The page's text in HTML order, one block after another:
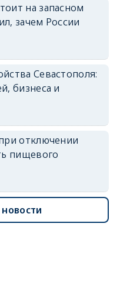
на запасном
зачем России
Севастополя:
бизнеса и
отключении
пищевого